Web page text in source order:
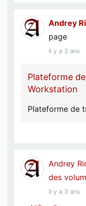
Andrey
page
Il y a 3 ans
Plateforme
Workstation
Plateforme de
Andrey
des
Il y a 3 ans